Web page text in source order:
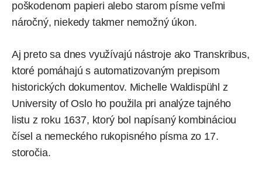
poškodenom papieri alebo starom písme veľmi
náročný, niekedy takmer nemožný úkon.
Aj preto sa dnes využívajú nástroje ako Transkribus,
ktoré pomáhajú s automatizovaným prepisom
historických dokumentov. Michelle Waldispühl z
University of Oslo ho použila pri analýze tajného
listu z roku 1637, ktorý bol napísaný kombináciou
čísel a nemeckého rukopisného písma zo 17.
storočia.